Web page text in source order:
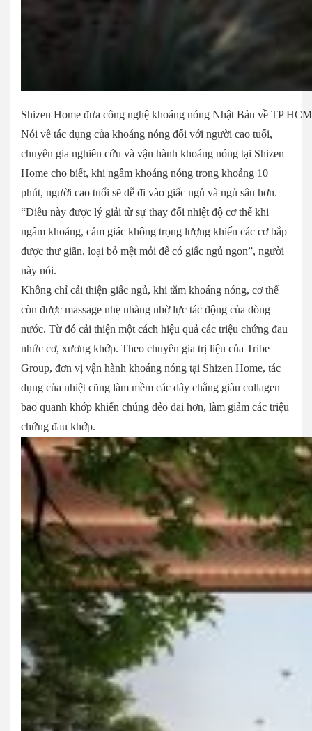
Shizen Home đưa công nghệ khoáng nóng Nhật Bản về TP
Nói về tác dụng của khoáng nóng đối với người cao tuổi,
chuyên gia nghiên cứu và vận hành khoáng nóng tại Shizen
Home cho biết, khi ngâm khoáng nóng trong khoảng 10
phút, người cao tuổi sẽ dễ đi vào giấc ngủ và ngủ sâu hơn.
“Điều này được lý giải từ sự thay đổi nhiệt độ cơ thể khi
ngâm khoáng, cảm giác không trọng lượng khiến các cơ bắp
được thư giãn, loại bỏ mệt mỏi để có giấc ngủ ngon”, người
này nói.
Không chỉ cải thiện giấc ngủ, khi tắm khoáng nóng, cơ thể
còn được massage nhẹ nhàng nhờ lực tác động của dòng
nước. Từ đó cải thiện một cách hiệu quả các triệu chứng đau
nhức cơ, xương khớp. Theo chuyên gia trị liệu của Tribe
Group, đơn vị vận hành khoáng nóng tại Shizen Home, tác
dụng của nhiệt cũng làm mềm các dây chằng giàu collagen
bao quanh khớp khiến chúng dẻo dai hơn, làm giảm các triệu
chứng đau khớp.